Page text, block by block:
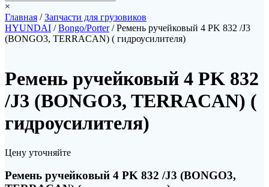
×
Главная /Запчасти для грузовиков
HYUNDAI /Bongo/Porter/ Ремень ручейковый 4 PK 832 /J3
(BONGO3, TERRACAN) ( гидроусилителя)
Ремень ручейковый 4 PK 832
/J3 (BONGO3, TERRACAN) (
гидроусилителя)
Цену уточняйте
Ремень ручейковый 4 PK 832 /J3 (BONGO3,